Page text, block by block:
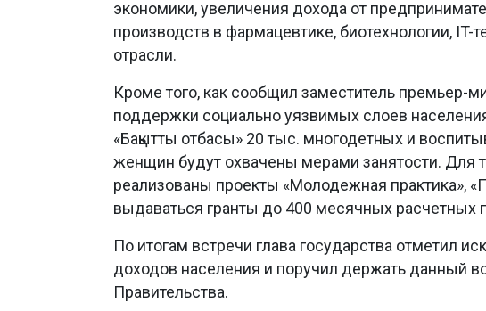
экономики, увеличения дохода от
производств в фармацевтике, биотехнологии, IT-
отрасли.
Кроме того, как сообщил заместитель премьер-
поддержки социально уязвимых слоев
«Бақытты отбасы» 20 тыс. многодетных и
женщин будут охвачены мерами занятости. Для
реализованы проекты «Молодежная практика»,
выдаваться гранты до 400 месячных расчетных
По итогам встречи глава государства отметил
доходов населения и поручил держать данный
Правительства.